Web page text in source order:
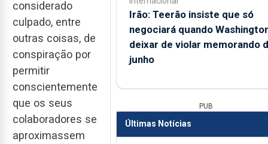
considerado
culpado, entre
outras coisas, de
conspiração por
permitir
conscientemente
que os seus
colaboradores se
aproximassem
Irão: Teerão insiste que só
negociará quando
deixar de violar memorando
junho
PUB
Últimas Notícias